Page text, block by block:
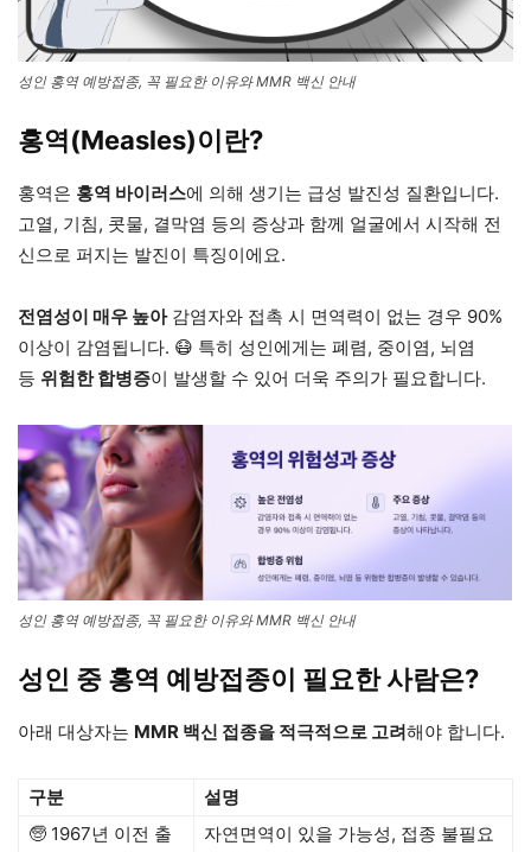
성인 홍역 예방접종, 꼭 필요한 이유와 MMR 백신 안내
홍역(Measles)이란?
홍역은 홍역 바이러스에 의해 생기는 급성 발진성 질환입니다.
고열, 기침, 콧물, 결막염 등의 증상과 함께 얼굴에서 시작해 전
신으로 퍼지는 발진이 특징이에요.
전염성이 매우 높아감염자와 접촉 시 면역력이 없는 경우 90%
이상이 감염됩니다. 😷 특히 성인에게는 폐렴, 중이염, 뇌염
등 위험한 합병증이 발생할 수 있어 더욱 주의가 필요합니다.
성인 홍역 예방접종, 꼭 필요한 이유와 MMR 백신 안내
성인 중 홍역 예방접종이 필요한 사람은?
아래 대상자는 MMR 백신 접종을 적극적으로 고려해야 합니다.
구분
설명
🧓 1967년 이전 출
자연면역이 있을 가능성, 접종 불필요